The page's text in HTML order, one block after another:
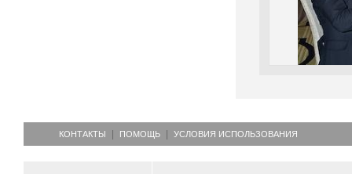
КОНТАКТЫ ПОМОЩЬ УСЛОВИЯ ИСПОЛЬЗОВАНИЯ